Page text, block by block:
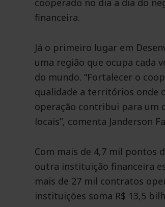
cooperado no dia a dia do
financeira.
Já o primeiro lugar em
uma região que ocupa cada
do mundo. “Fortalecer o
qualidade a territórios onde
operação contribui para um
locais”, comenta Janderson
Com mais de 4,7 mil pontos
outra instituição financeira
mais de 27 mil contratos
instituições soma R$ 13,5